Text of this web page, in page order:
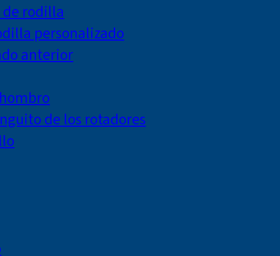
rodilla
personalizado
anterior
de los rotadores